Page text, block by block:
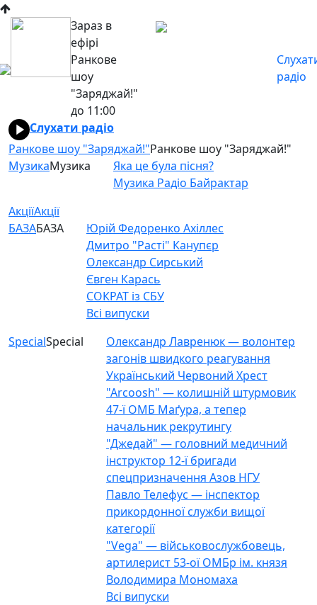
Зараз в
ефірі
Ранкове
шоу
"Заряджай!"
до 11:00
радіо
Слухати радіо
Ранкове шоу "Заряджай!"Ранкове шоу "Заряджай!"
МузикаМузика
Яка це була пісня?
Музика Радіо Байрактар
АкціїАкції
БАЗАБАЗА
Юрій Федоренко Ахіллес
Дмитро "Расті" Канупєр
Олександр Сирський
Євген Карась
СОКРАТ із СБУ
Всі випуски
SpecialSpecial
Олександр Лавренюк — волонтер
загонів швидкого реагування
Український Червоний Хрест
"Arcoosh" — колишній штурмовик
47-ї ОМБ Маґура, а тепер
начальник рекрутингу
"Джедай" — головний медичний
інструктор 12-ї бригади
спецпризначення Азов НГУ
Павло Телефус — інспектор
прикордонної служби вищої
категорії
"Vega" — військовослужбовець,
артилерист 53-ої ОМБр ім. князя
Володимира Мономаха
Всі випуски